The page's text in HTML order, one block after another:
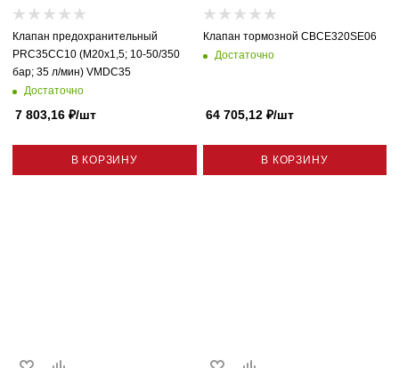
Клапан предохранительный
PRC35CC10 (M20x1,5; 10-50/350
бар; 35 л/мин) VMDC35
Достаточно
7 803,16 ₽/шт
В КОРЗИНУ
Клапан тормозной CBCE320SE06
Достаточно
64 705,12₽/шт
В КОРЗИНУ